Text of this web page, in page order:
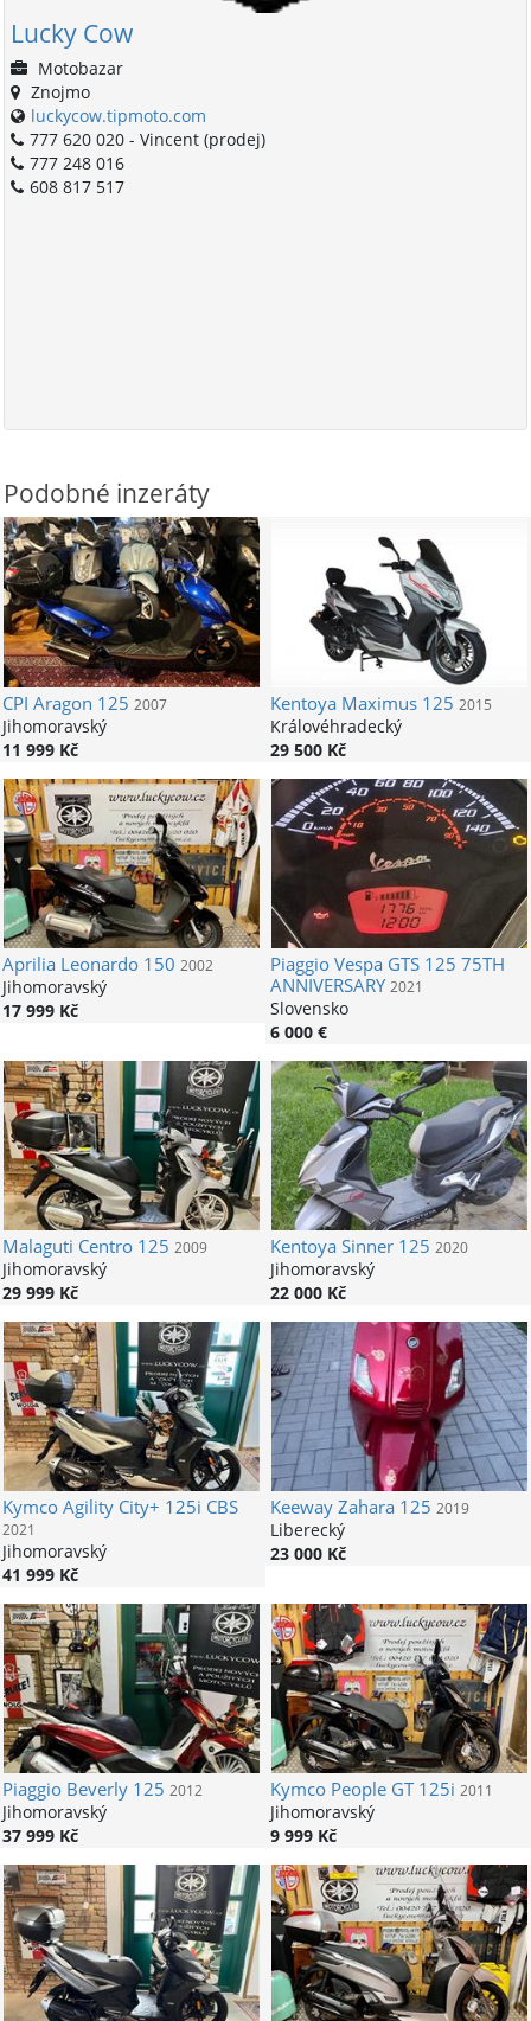
Lucky Cow
Motobazar
Znojmo
luckycow.tipmoto.com
777 620 020 - Vincent (prodej)
777 248 016
608 817 517
Podobné inzeráty
CPI Aragon 125 2007
Jihomoravský
11 999 Kč
KentoyaMaximus 125 2015
Královéhradecký
29 500 Kč
ApriliaLeonardo 150 2002
Jihomoravský
17 999 Kč
PiaggioVespa GTS 125 75TH
ANNIVERSARY2021
Slovensko
6 000 €
Malaguti Centro 125 2009
Jihomoravský
29 999 Kč
KentoyaSinner 125 2020
Jihomoravský
22 000 Kč
KymcoAgility City+ 125i CBS
2021
Jihomoravský
41 999 Kč
KeewayZahara 125 2019
Liberecký
23 000 Kč
PiaggioBeverly 125 2012
Jihomoravský
37 999 Kč
KymcoPeople GT 125i 2011
Jihomoravský
9 999 Kč